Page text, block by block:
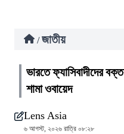
/ জাতীয়
ভারতে ফ্যাসিবাদীদের
শামা ওবায়েদ
Lens Asia
৬ আগস্ট, ২০২৬ রাত্রি ০৮:২৮